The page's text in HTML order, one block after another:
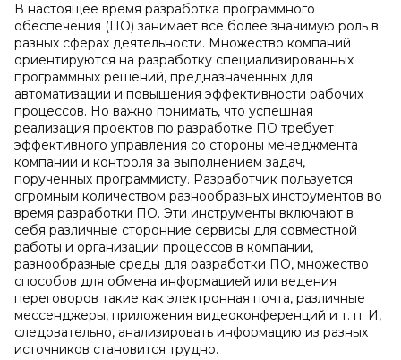
В настоящее время разработка программного
обеспечения (ПО) занимает все более значимую роль в
разных сферах деятельности. Множество компаний
ориентируются на разработку специализированных
программных решений, предназначенных для
автоматизации и повышения эффективности рабочих
процессов. Но важно понимать, что успешная
реализация проектов по разработке ПО требует
эффективного управления со стороны менеджмента
компании и контроля за выполнением задач,
порученных программисту. Разработчик пользуется
огромным количеством разнообразных инструментов во
время разработки ПО. Эти инструменты включают в
себя различные сторонние сервисы для совместной
работы и организации процессов в компании,
разнообразные среды для разработки ПО, множество
способов для обмена информацией или ведения
переговоров такие как электронная почта, различные
мессенджеры, приложения видеоконференций и т. п. И,
следовательно, анализировать информацию из разных
источников становится трудно.